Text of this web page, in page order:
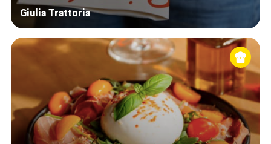
Giulia Trattoria